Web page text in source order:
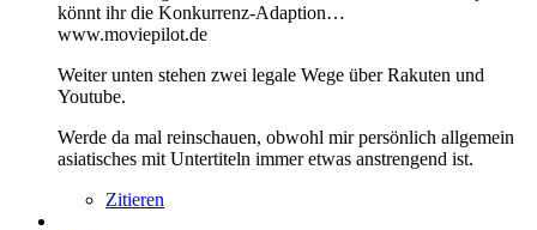
könnt ihr die Konkurrenz-Adaption…
www.moviepilot.de
Weiter unten stehen zwei legale Wege über Rakuten und
Youtube.
Werde da mal reinschauen, obwohl mir persönlich allgemein
asiatisches mit Untertiteln immer etwas anstrengend ist.
Zitieren